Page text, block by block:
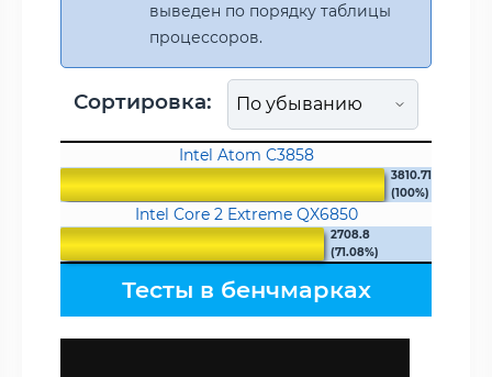
выведен по порядку таблицы
процессоров.
Сортировка:
Intel Atom C3858
3810.71
(100%)
Intel Core 2 Extreme QX6850
2708.8
(71.08%)
Тесты в бенчмарках